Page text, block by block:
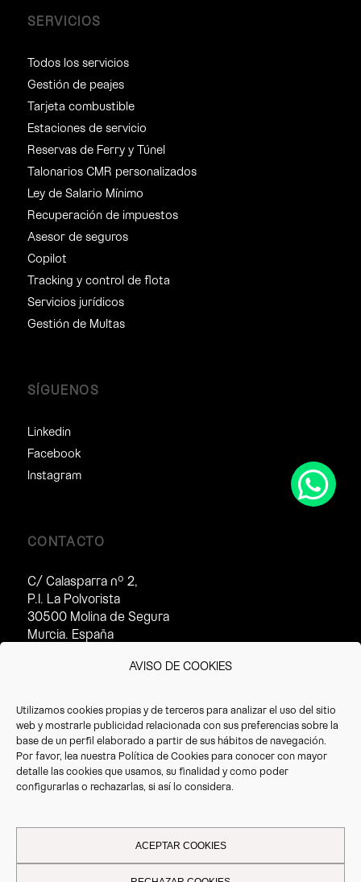
AVISO DE COOKIES
Utilizamos cookies propias y de terceros para analizar el uso del sitio
web y mostrarle publicidad relacionada con sus preferencias sobre la
base de un perfil elaborado a partir de sus hábitos de navegación.
Por favor, lea nuestra Política de Cookies para conocer con mayor
detalle las cookies que usamos, su finalidad y como poder
configurarlas o rechazarlas, si así lo considera.
ACEPTAR COOKIES
SERVICIOS
Todos los servicios
Gestión de peajes
Tarjeta combustible
Estaciones de servicio
Reservas de Ferry y Túnel
Talonarios CMR personalizados
Ley de Salario Mínimo
Recuperación de impuestos
Asesor de seguros
Copilot
Tracking y control de flota
Servicios jurídicos
Gestión de Multas
SÍGUENOS
Linkedin
Facebook
Instagram
CONTACTO
C/ Calasparra nº 2,
P.I. La Polvorista
30500 Molina de Segura
Murcia. España
Horario de atención al cliente:
· Verano(15/07 – 15/09):
8:30 – 14:30h
T. +34 968 387 220
F. +34 968 387 766
info@vrioeurope.com